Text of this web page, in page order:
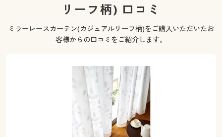
ジュニア・ティーンズ下着
メンズファッション
家電・雑貨すべて
キッチン・雑貨・日用品
寝具・インテリア・家具
寝具・インテリア・家具通販すべて
カーテン・ラグ・ファブリック
美容・健康通販すべて
美容・健康・サプリメント
大きいサイズ通販すべて
ジュニア・ティーンズ下着
キッチン・雑貨・日用品
寝具・インテリア・家具通販すべて
家具・収納
カーテン・ラグ・ファブリック
美容・健康通販すべて
制服・スクール
ジュニア・ティーンズ下着
大きいサイズ通販すべて
大きいサイズ レディース服
リーフ柄) 口コミ
ミラーレースカーテン(カジュアルリーフ柄)をご購入いただいたお
客様からの口コミをご紹介します。